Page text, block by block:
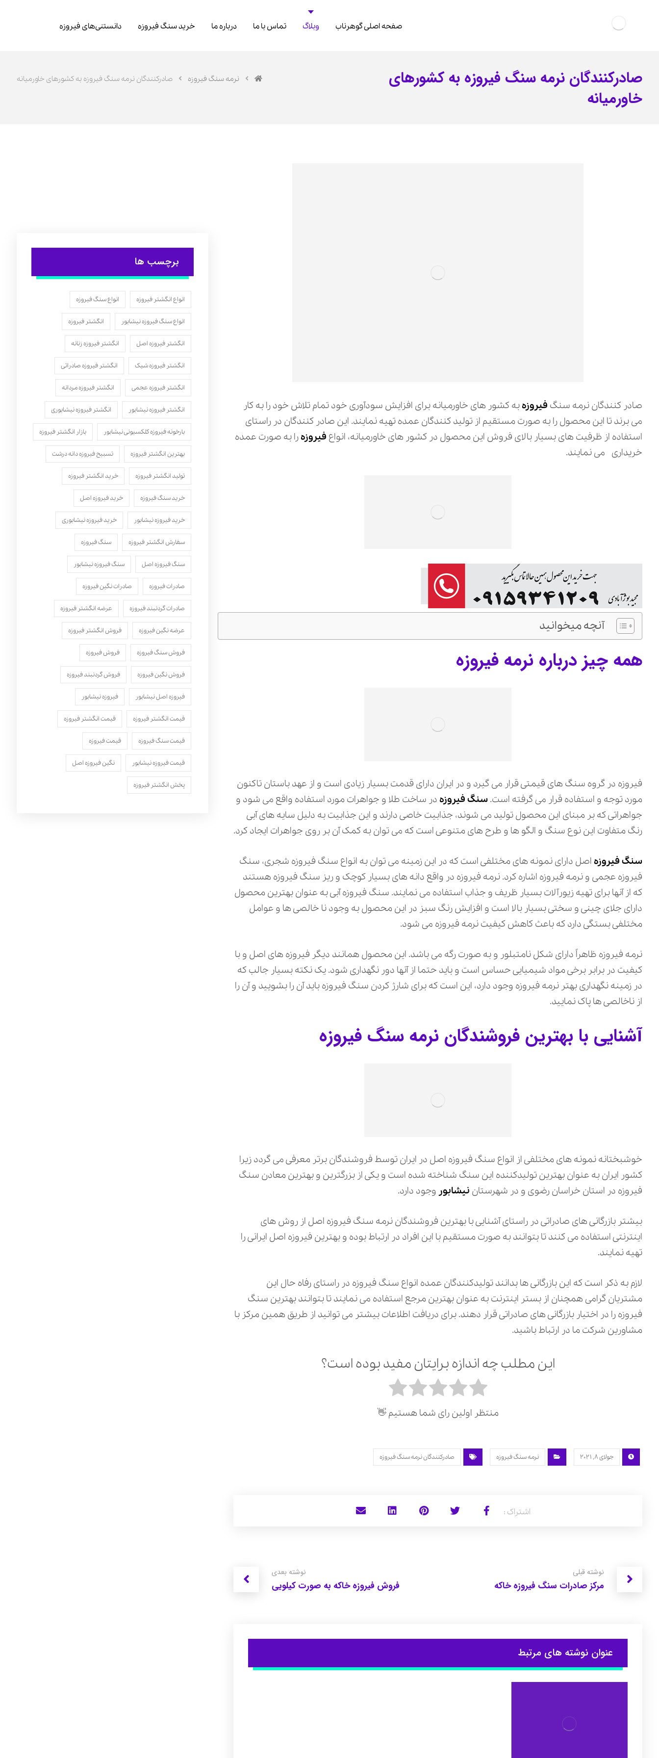
صفحه اصلی گوهرناب وبلاگ تماس با ما درباره ما خرید سنگ فیروزه دانستنی‌های فیروزه
صادرکنندگان نرمه سنگ فیروزه به کشورهای
خاورمیانه
نرمه سنگ فیروزه صادرکنندگان نرمه سنگ فیروزه به کشورهای خاورمیانه
صادر کنندگان نرمه سنگ فیروزهبه کشور های خاورمیانه برای افزایش سودآوری خود تمام تلاش خود را به کار
می برند تا این محصول را به صورت مستقیم از تولید کنندگان عمده تهیه نمایند. این صادر کنندگان در راستای
استفاده از ظرفیت ‌های بسیار بالای فروش این محصول در کشور های خاورمیانه، انواع فیروزهرا به صورت عمده
خریداری می نمایند.
آنچه میخوانید
همه چیز درباره نرمه فیروزه
فیروزه در گروه سنگ های قیمتی قرار می گیرد و در ایران دارای قدمت بسیار زیادی است و از عهد باستان تاکنون
مورد توجه و استفاده قرار می گرفته است.سنگ فیروزه در ساخت طلا و جواهرات مورد استفاده واقع می شود و
جواهراتی که بر مبنای این محصول تولید می شوند، جذابیت خاصی دارند و این جذابیت به دلیل سایه های آبی
رنگ متفاوت این نوع سنگ و الگو ها و طرح های متنوعی است که می توان به کمک آن بر روی جواهرات ایجاد کرد.
سنگ فیروزه اصل دارای نمونه های مختلفی است که در این زمینه می ‌توان به انواع سنگ فیروزه شجری، سنگ
فیروزه عجمی و نرمه فیروزه اشاره کرد. نرمه فیروزه در واقع دانه های بسیار کوچک و ریز سنگ‌ فیروزه هستند
که از آنها برای تهیه زیورآلات بسیار ظریف و جذاب استفاده می نمایند. سنگ فیروزه آبی به عنوان بهترین محصول
دارای جلای چینی و سختی بسیار بالا است و افزایش رنگ سبز در این محصول به وجود نا خالصی ها و عوامل
مختلفی بستگی دارد که باعث کاهش کیفیت نرمه فیروزه می شود.
نرمه فیروزه ظاهراً دارای شکل نامتبلور و به صورت رگه می باشد. این محصول همانند دیگر فیروزه های اصل و با
کیفیت در برابر برخی مواد شیمیایی حساس است و باید حتما از آنها دور نگهداری شود. یک نکته بسیار جالب که
در زمینه نگهداری بهتر نرمه فیروزه وجود دارد، این است که برای شارژ کردن سنگ فیروزه باید آن را بشویید و آن را
از ناخالصی ها پاک نمایید.
آشنایی با بهترین فروشندگان نرمه سنگ فیروزه
خوشبختانه نمونه های مختلفی از انواع سنگ فیروزه اصل در ایران توسط فروشندگان برتر معرفی می گردد زیرا
کشور ایران به عنوان بهترین تولیدکننده این سنگ شناخته شده است و یکی از بزرگترین و بهترین معادن سنگ
فیروزه در استان خراسان رضوی و در شهرستان نیشابور وجود دارد.
بیشتر بازرگانی های صادراتی در راستای آشنایی با بهترین فروشندگان نرمه سنگ فیروزه اصل از روش ‌های
اینترنتی استفاده می ‌کنند تا بتوانند به صورت مستقیم با این افراد در ارتباط بوده و بهترین فیروزه اصل ایرانی را
تهیه نمایند.
لازم به ذکر است که این بازرگانی ها بدانند تولیدکنندگان عمده انواع سنگ فیروزه در راستای رفاه حال این
مشتریان گرامی همچنان از بستر اینترنت به عنوان بهترین مرجع استفاده می نمایند تا بتوانند بهترین سنگ
فیروزه را در اختیار بازرگانی های صادراتی قرار دهند. برای دریافت اطلاعات بیشتر می توانید از طریق همین مرکز با
مشاورین شرکت ما در ارتباط باشید.
این مطلب چه اندازه برایتان مفید بوده است؟
منتظر اولین رای شما هستیم 👋
جولای 8, 2021 نرمه سنگ فیروزه صادرکنندگان نرمه سنگ فیروزه
نوشته قبلی
مرکز صادرات سنگ فیروزه خاکه
نوشته بعدی
فروش فیروزه خاکه به صورت کیلویی
عنوان ‫نوشته های مرتبط
برچسب ها
انواع انگشتر فیروزه انواع سنگ فیروزه
انواع سنگ فیروزه نیشابور انگشتر فیروزه
انگشتر فیروزه اصل انگشتر فیروزه زنانه
انگشتر فیروزه شیک انگشتر فیروزه صادراتی
انگشتر فیروزه عجمی انگشتر فیروزه مردانه
انگشتر فیروزه نیشابور انگشتر فیروزه نیشابوری
بارخونه فیروزه کلکسیونی نیشابور بازار انگشتر فیروزه
بهترین انگشتر فیروزه تسبیح فیروزه دانه درشت
تولید انگشتر فیروزه خرید انگشتر فیروزه
خرید سنگ فیروزه خرید فیروزه اصل
خرید فیروزه نیشابور خرید فیروزه نیشابوری
سفارش انگشتر فیروزه سنگ فیروزه
سنگ فیروزه اصل سنگ فیروزه نیشابور
صادرات فیروزه صادرات نگین فیروزه
صادرات گردنبند فیروزه عرضه انگشتر فیروزه
عرضه نگین فیروزه فروش انگشتر فیروزه
فروش سنگ فیروزه فروش فیروزه
فروش نگین فیروزه فروش گردنبند فیروزه
فیروزه اصل نیشابور فیروزه نیشابور
قیمت انگشتر فیروزه قیمت انگشتر فیروزه
قیمت سنگ فیروزه قیمت فیروزه
قیمت فیروزه نیشابور نگین فیروزه اصل
پخش انگشتر فیروزه